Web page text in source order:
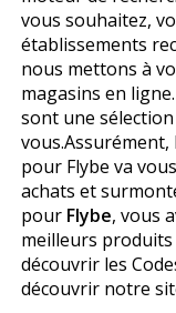
vous souhaitez,
établissements
nous mettons à
magasins en
sont une
pour Flybe va
achats et
pour Flybe, vous
meilleurs
découvrir les
découvrir notre